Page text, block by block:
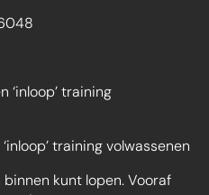
training
training volwassenen
kunt lopen. Vooraf